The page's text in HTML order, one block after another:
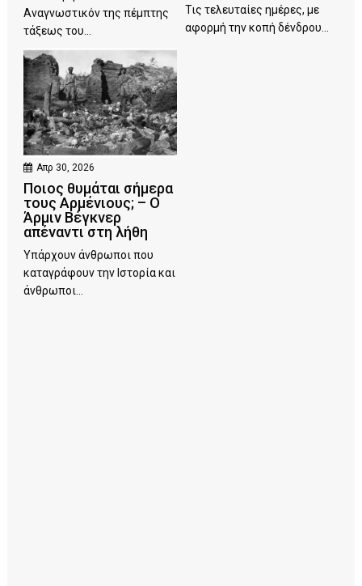
Αναγνωστικόν της πέμπτης
τάξεως του...
Τις τελευταίες ημέρες, με
αφορμή την κοπή δένδρου...
Απρ 30, 2026
Ποιος θυμάται σήμερα
τους Αρμένιους; – Ο
Άρμιν Βέγκνερ
απέναντι στη λήθη
Υπάρχουν άνθρωποι που
καταγράφουν την Ιστορία και
άνθρωποι...